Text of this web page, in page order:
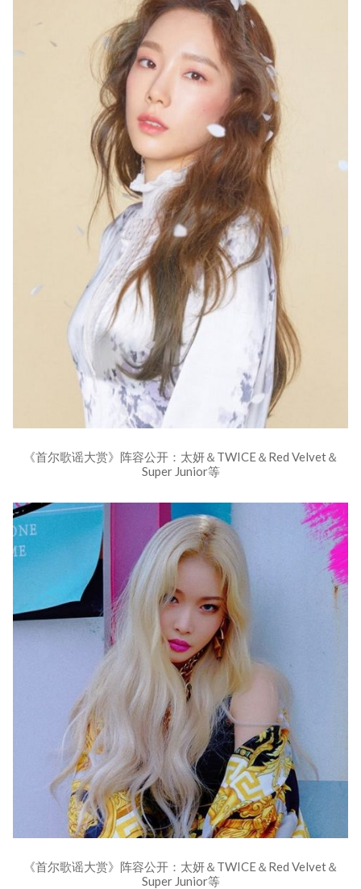
《首尔歌谣大赏》阵容公开：太妍＆TWICE＆Red Velvet＆
Super Junior等
《首尔歌谣大赏》阵容公开：太妍＆TWICE＆Red Velvet＆
Super Junior等